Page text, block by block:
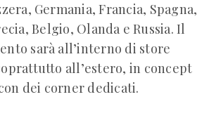
Germania, Francia, Spagna,
Belgio, Olanda e Russia. Il
sarà all’interno di store
all’estero, in concept
dei corner dedicati.